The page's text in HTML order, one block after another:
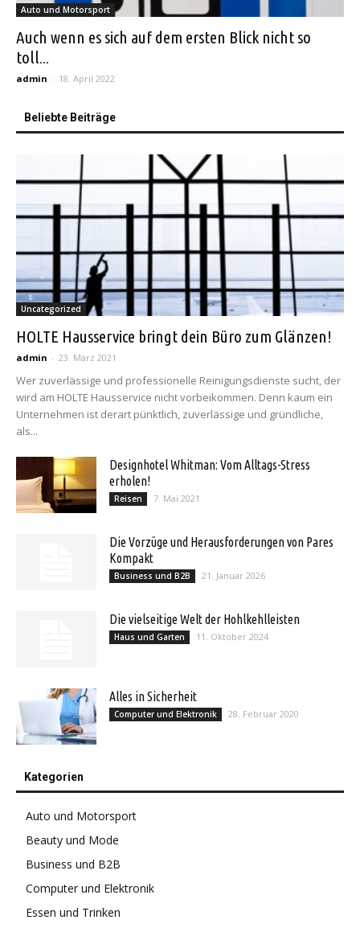
Auto und Motorsport
Auch wenn es sich auf dem ersten Blick nicht so
toll...
admin - 18. April 2022
Beliebte Beiträge
Uncategorized
HOLTE Hausservice bringt dein Büro zum Glänzen!
admin - 23. März 2021
Wer zuverlässige und professionelle Reinigungsdienste sucht, der
wird am HOLTE Hausservice nicht vorbeikommen. Denn kaum ein
Unternehmen ist derart pünktlich, zuverlässige und gründliche,
als...
Designhotel Whitman: Vom Alltags-Stress
erholen!
Reisen 7. Mai 2021
Die Vorzüge und Herausforderungen von Pares
Kompakt
Business und B2B 21. Januar 2026
Die vielseitige Welt der Hohlkehlleisten
Haus und Garten 11. Oktober 2024
Alles in Sicherheit
Computer und Elektronik 28. Februar 2020
Kategorien
Auto und Motorsport
Beauty und Mode
Business und B2B
Computer und Elektronik
Essen und Trinken